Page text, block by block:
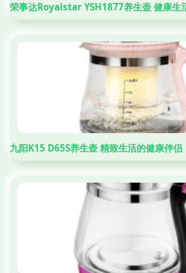
荣事达Royalstar YSH1877养生壶 健康生
九阳K15 D65S养生壶 精致生活的健康伴侣